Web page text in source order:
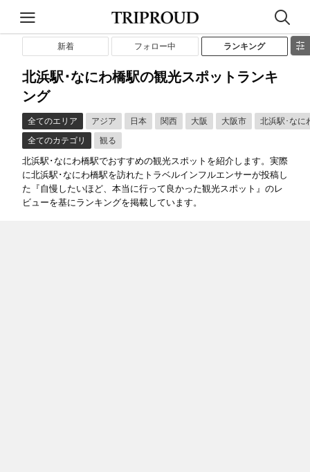
新着 フォロー中 ランキング
北浜駅･なにわ橋駅の観光スポットランキ
ング
全てのエリア アジア 日本 関西 大阪 大阪市
北浜駅･なに
全てのカテゴリ
観る
北浜駅･なにわ橋駅でおすすめの観光スポットを紹介します。実際
に北浜駅･なにわ橋駅を訪れたトラベルインフルエンサーが投稿し
た『自慢したいほど、本当に行って良かった観光スポット』のレ
ビューを基にランキングを掲載しています。